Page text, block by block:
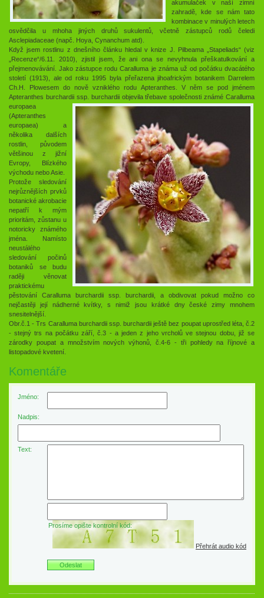
akumulaček v naší zimní
zahradě, kde se nám tato
kombinace v minulých letech
osvědčila u mhoha jiných druhů sukulentů, včetně zástupců rodů čeledi
Asclepiadaceae (napč. Hoya, Cynanchum atd).
Když jsem rostlinu z dnešního článku hledal v knize J. Pilbeama „Stapeliads“ (viz
„Recenze“/6.11. 2010), zjistil jsem, že ani ona se nevyhnula přeškatulkování a
přejmenovávání. Jako zástupce rodu Caralluma je známa už od počátku dvacátého
století (1913), ale od roku 1995 byla přeřazena jihoafrickým botanikem Darrelem
Ch.H. Plowesem do nově vzniklého rodu Apteranthes. V něm se pod jménem
Apteranthes burchardii ssp. burchardii objevila třebave společnosti známé Caralluma
europaea
(Apteranthes
europaea) a
několika dalších
rostlin, původem
většinou z jižní
Evropy, Blízkého
východu nebo Asie.
Protože sledování
nejrůznějších prvků
botanické akrobacie
nepatří k mým
prioritám, zůstanu u
notoricky známého
jména. Namísto
neustálého
sledování počinů
botaniků se budu
raději věnovat
praktickému
pěstování Caralluma burchardii ssp. burchardii, a obdivovat pokud možno co
nejčastěji její nádherné kvítky, s nimiž jsou krátké dny české zimy mnohem
snesitelnější.
Obr.č.1 - Trs Caralluma burchardii ssp. burchardii ještě bez poupat uprostřed léta, č.2
- stejný trs na počátku září, č.3 - a jeden z jeho vrcholů ve stejnou dobu, již se
zárodky poupat a množstvím nových výhonů, č.4-6 - tři pohledy na říjnové a
listopadové kvetení.
Komentáře
Jméno:
Nadpis:
Text:
Prosíme opište kontrolní kód:
Přehrát audio kód